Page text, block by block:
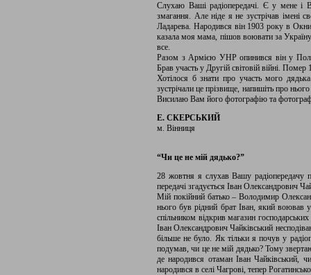
Слухаю Ваші радіопередачі. Є у мене і
змагання. Але ніде я не зустрічав імені
Ладарева. Народився він 1903 року в
казала моя мама, пішов воювати за
все.
Разом з Армією УНР опинився він у
Брав участь у Другій світовій війні. Помер
Хотілося б знати про участь мого
зустрічали це прізвище, напишіть про
Висилаю Вам його фотографію та
Е. СКЕРСЬКИЙ
м. Вінниця
“Чи це не мій дядько?”
28 жовтня я слухав Вашу радіопередачу
передачі згадується Іван Олександрович
Мій покійний батько – Володимир
нього був рідний брат Іван, який воював
спільником відкрив магазин
Іван Олександрович Чайківський
більше не було. Як тільки я почув у
подумав, чи це не мій дядько? Тому
де народився отаман Іван Чайківський,
народився в селі Чагрові, тепер